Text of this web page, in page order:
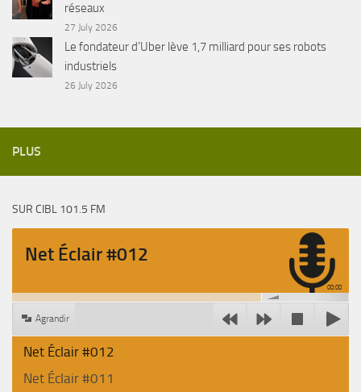
réseaux
27 July 2026
Le fondateur d’Uber lève 1,7 milliard pour ses robots
industriels
26 July 2026
PLUS
SUR CIBL 101.5 FM
Net Éclair #012
00:00
Agrandir
Net Éclair #012
Net Éclair #011